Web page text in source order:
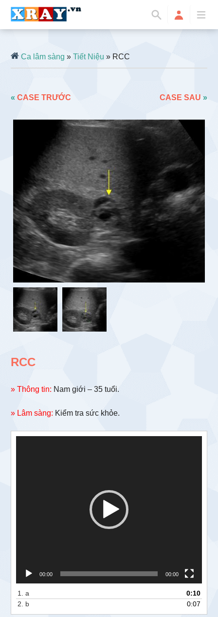
Ca lâm sàng »Tiết Niệu » RCC
«CASE TRƯỚC CASE SAU »
RCC
» Thông tin: Nam giới – 35 tuổi.
» Lâm sàng: Kiểm tra sức khỏe.
00:00 00:00
1.a
0:10
2. b 0:07